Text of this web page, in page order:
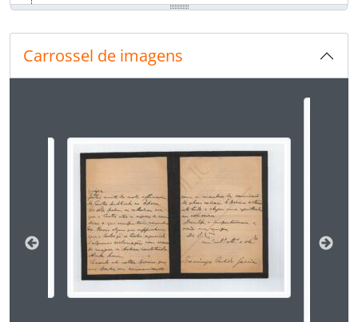
[Coleção] H - Listas de conjuntos epistolares, [s.d.]
[Subfundo] FL - Acervo documental Prof. José Frederico Laranjo (1846-1910), [1866 - 1909]
Carrossel de imagens
Ao alterar o slide atual deste carrossel, o título